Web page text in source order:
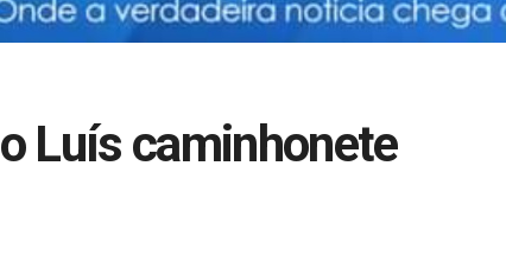
Luís caminhonete